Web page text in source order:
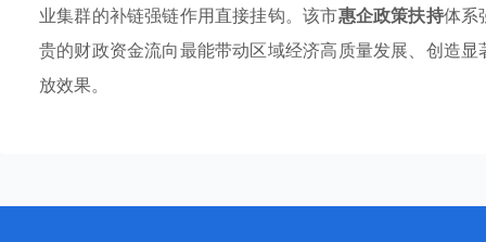
业集群的补链强链作用直接挂钩。该市惠企政策扶持体系
贵的财政资金流向最能带动区域经济高质量发展、创造
放效果。